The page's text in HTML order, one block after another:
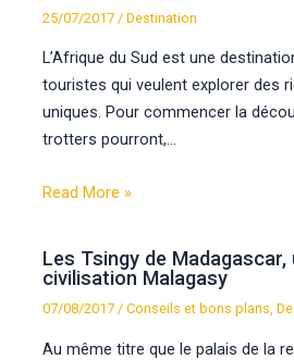
25/07/2017 /Destination
L’Afrique du Sud est une
touristes qui veulent explorer des
uniques. Pour commencer la
trotters pourront,…
Read More »
Les Tsingy de Madagascar,
civilisation Malagasy
07/08/2017/Conseils et bons plans,
Au même titre que le palais de la